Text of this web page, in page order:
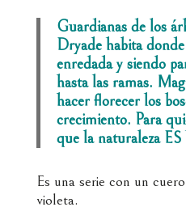
Guardianas de los
Dryade habita
enredada y siendo
hasta las ramas.
hacer florecer los
crecimiento. Para
que la naturaleza ES
Es una serie con un
violeta.